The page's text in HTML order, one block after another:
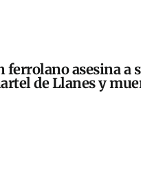
ferrolano asesina a
de Llanes y